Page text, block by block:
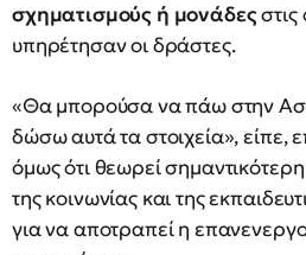
σχηματισμούς ή μονάδεςστις
υπηρέτησαν οι δράστες.
«Θα μπορούσα να πάω στην
δώσω αυτά τα στοιχεία», είπε,
όμως ότι θεωρεί
της κοινωνίας και της
για να αποτραπεί η